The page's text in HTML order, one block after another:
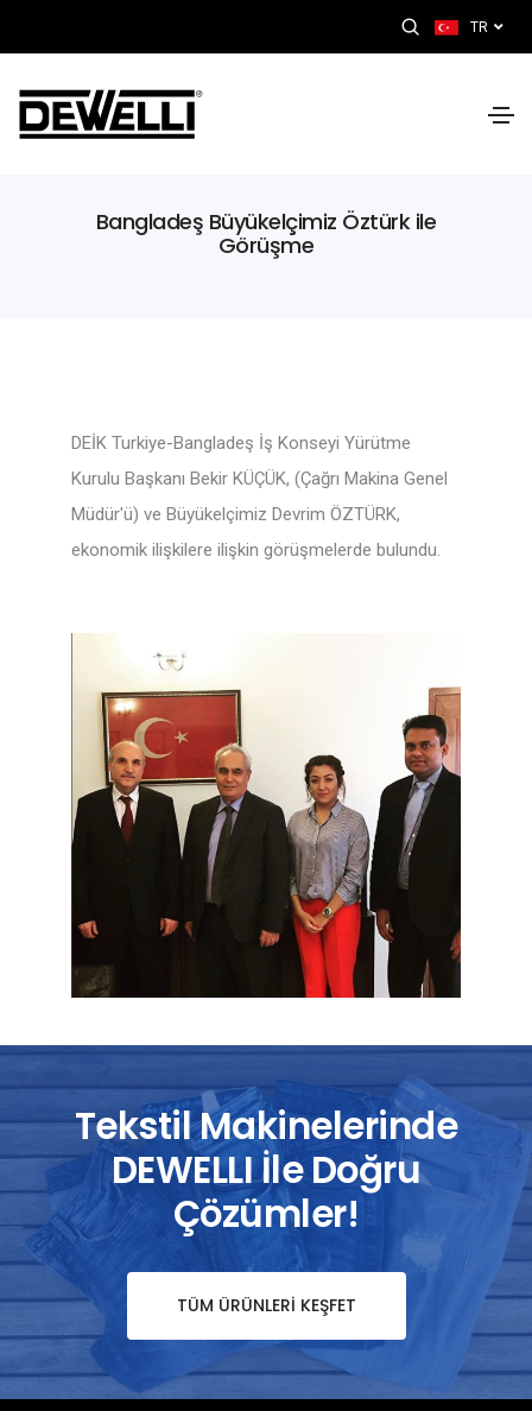
TR
Bangladeş Büyükelçimiz Öztürk ile
Görüşme
DEİK Turkiye-Bangladeş İş Konseyi Yürütme
Kurulu Başkanı Bekir KÜÇÜK, (Çağrı Makina Genel
Müdür'ü) ve Büyükelçimiz Devrim ÖZTÜRK,
ekonomik ilişkilere ilişkin görüşmelerde bulundu.
Tekstil Makinelerinde
DEWELLI İle Doğru
Çözümler!
TÜM ÜRÜNLERI KEŞFET